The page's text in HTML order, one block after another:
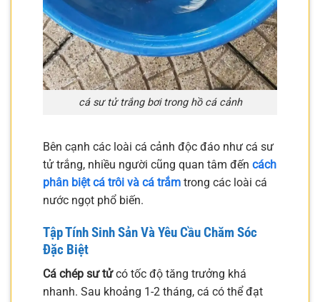
cá sư tử trắng bơi trong hồ cá cảnh
Bên cạnh các loài cá cảnh độc đáo như cá sư
tử trắng, nhiều người cũng quan tâm đến cách
phân biệt cá trôi và cá trắm trong các loài cá
nước ngọt phổ biến.
Tập Tính Sinh Sản Và Yêu Cầu Chăm Sóc
Đặc Biệt
Cá chép sư tửcó tốc độ tăng trưởng khá
nhanh. Sau khoảng 1-2 tháng, cá có thể đạt